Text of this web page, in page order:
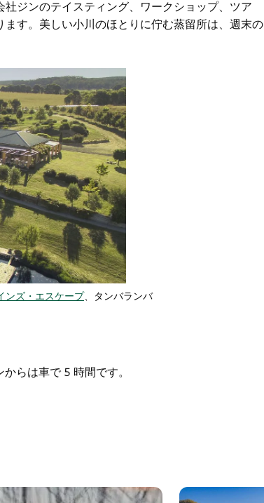
社ジンのテイスティング、ワークショップ、ツア
す。美しい小川のほとりに佇む蒸留所は、週末の
ンズ・エスケープ 、タンバランバ
らは車で 5 時間です。